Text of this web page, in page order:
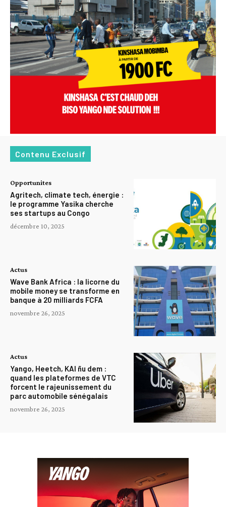
Contenu Exclusif
Opportunites
Agritech, climate tech, énergie :
le programme Yasika cherche
ses startups au Congo
décembre 10, 2025
Actus
Wave Bank Africa : la licorne du
mobile money se transforme en
banque à 20 milliards FCFA
novembre 26, 2025
Actus
Yango, Heetch, KAI ñu dem :
quand les plateformes de VTC
forcent le rajeunissement du
parc automobile sénégalais
novembre 26, 2025